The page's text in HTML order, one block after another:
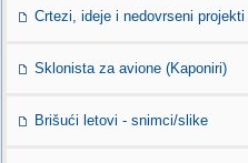
Crtezi, ideje i nedovrseni projekti
Sklonista za avione (Kaponiri)
Brišući letovi - snimci/slike